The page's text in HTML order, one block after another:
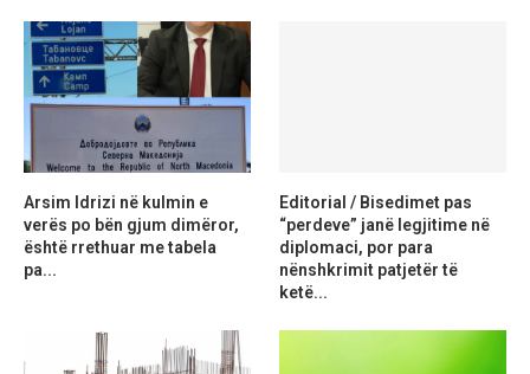
Arsim Idrizi në kulmin e
verës po bën gjum dimëror,
është rrethuar me tabela
pa...
Editorial / Bisedimet pas
“perdeve” janë legjitime në
diplomaci, por para
nënshkrimit patjetër të
ketë...